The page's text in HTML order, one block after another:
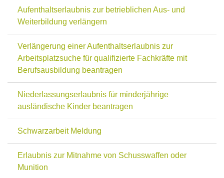
Aufenthaltserlaubnis zur betrieblichen Aus- und
Weiterbildung verlängern
Verlängerung einer Aufenthaltserlaubnis zur
Arbeitsplatzsuche für qualifizierte Fachkräfte mit
Berufsausbildung beantragen
Niederlassungserlaubnis für minderjährige
ausländische Kinder beantragen
Schwarzarbeit Meldung
Erlaubnis zur Mitnahme von Schusswaffen oder
Munition